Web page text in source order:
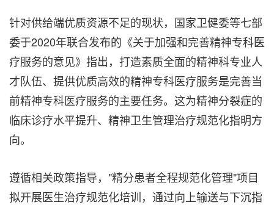
针对供给端优质资源不足的现状，国家卫健委等七部
委于2020年联合发布的《关于加强和完善精神专科医
疗服务的意见》指出，打造素质全面的精神科专业人
才队伍、提供优质高效的精神专科医疗服务是完善当
前精神专科医疗服务的主要任务。这为精神分裂症的
临床诊疗水平提升、精神卫生管理治疗规范化指明方
向。
遵循相关政策指导，"精分患者全程规范化管理"项目
拟开展医生治疗规范化培训，通过向上输送与下沉指